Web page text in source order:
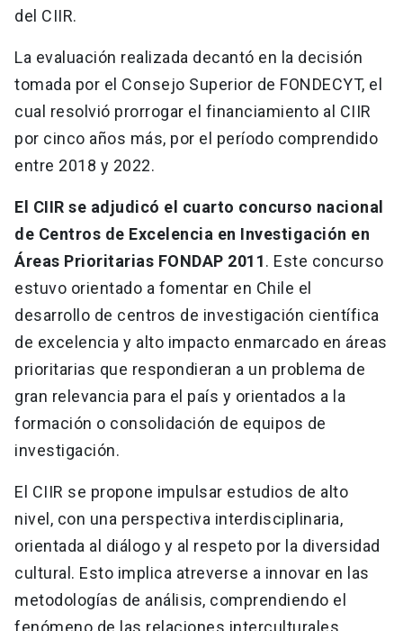
del CIIR.
La evaluación realizada decantó en la decisión
tomada por el Consejo Superior de FONDECYT, el
cual resolvió prorrogar el financiamiento al CIIR
por cinco años más, por el período comprendido
entre 2018 y 2022.
El CIIR se adjudicó el cuarto concurso nacional
de Centros de Excelencia en Investigación en
Áreas Prioritarias FONDAP 2011. Este concurso
estuvo orientado a fomentar en Chile el
desarrollo de centros de investigación científica
de excelencia y alto impacto enmarcado en áreas
prioritarias que respondieran a un problema de
gran relevancia para el país y orientados a la
formación o consolidación de equipos de
investigación.
El CIIR se propone impulsar estudios de alto
nivel, con una perspectiva interdisciplinaria,
orientada al diálogo y al respeto por la diversidad
cultural. Esto implica atreverse a innovar en las
metodologías de análisis, comprendiendo el
fenómeno de las relaciones interculturales